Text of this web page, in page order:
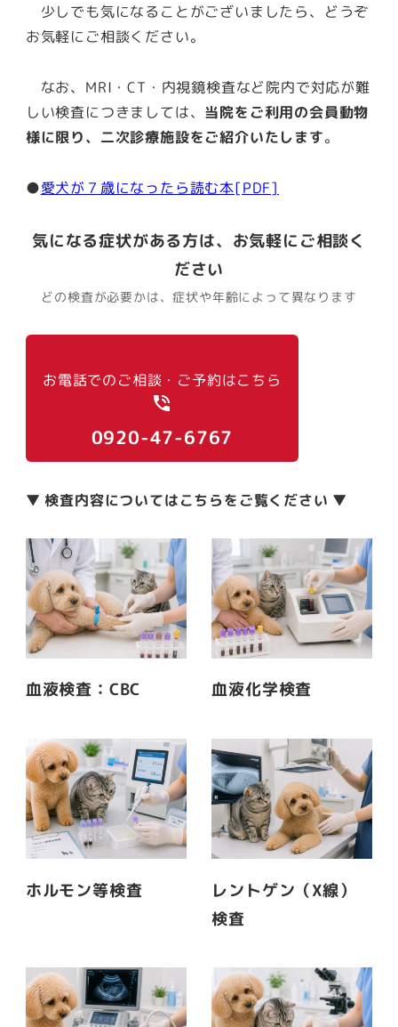
少しでも気になることがございましたら、どうぞ
お気軽にご相談ください。
なお、MRI・CT・内視鏡検査など院内で対応が難
しい検査につきましては、 当院をご利用の会員動物
様に限り、二次診療施設をご紹介いたします。
●愛犬が７歳になったら読む本[PDF]
気になる症状がある方は、お気軽にご相談く
ださい
どの検査が必要かは、症状や年齢によって異なります
お電話でのご相談・ご予約はこちら
phone_in_talk
0920-47-6767
▼ 検査内容についてはこちらをご覧ください ▼
血液検査：CBC 血液化学検査
ホルモン等検査
レントゲン（X線）
検査